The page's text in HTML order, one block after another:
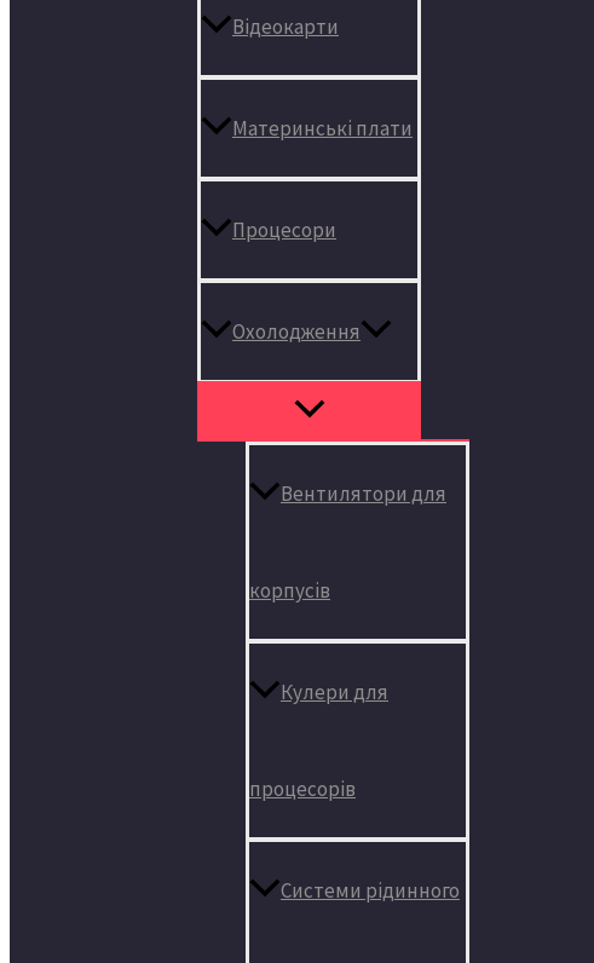
Відеокарти
Материнські плати
Процесори
Охолодження
Вентилятори для
корпусів
Кулери для
процесорів
Системи рідинного